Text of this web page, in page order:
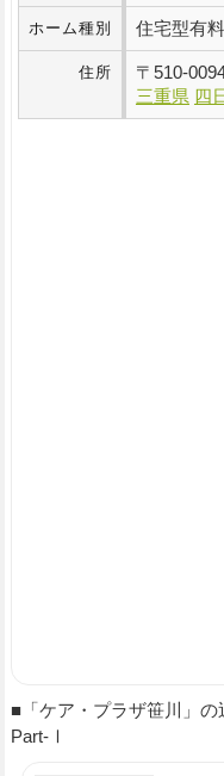
ホーム種別 住宅型有
住所 〒 510-
三重県 四
■「ケア・プラザ笹川」
Part-Ⅰ